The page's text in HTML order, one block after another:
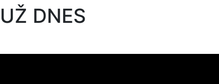
UŽ DNES